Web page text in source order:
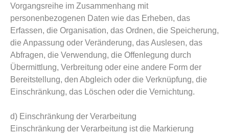
Vorgangsreihe im Zusammenhang mit
personenbezogenen Daten wie das Erheben, das
Erfassen, die Organisation, das Ordnen, die Speicherung,
die Anpassung oder Veränderung, das Auslesen, das
Abfragen, die Verwendung, die Offenlegung durch
Übermittlung, Verbreitung oder eine andere Form der
Bereitstellung, den Abgleich oder die Verknüpfung, die
Einschränkung, das Löschen oder die Vernichtung.
d) Einschränkung der Verarbeitung
Einschränkung der Verarbeitung ist die Markierung